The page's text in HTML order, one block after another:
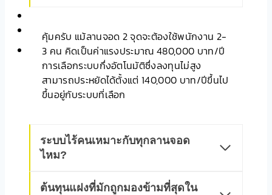
ค้นหาลานจอดรถ
Solutions
Smart Parking System
คุ้มครับ แม้ลานจอด 2 จุดจะต้องใช้พนักงาน 2-
3 คน คิดเป็นค่าแรงประมาณ 480,000 บาท/ปี
การเลือกระบบกึ่งอัตโนมัติซึ่งลงทุนไม่สูง
สามารถประหยัดได้ตั้งแต่ 140,000 บาท/ปีขึ้นไป
ขึ้นอยู่กับระบบที่เลือก
ระบบไร้คนเหมาะกับทุกลานจอด
ไหม?
ต้นทุนแฝงที่มักถูกมองข้ามที่สุดใน